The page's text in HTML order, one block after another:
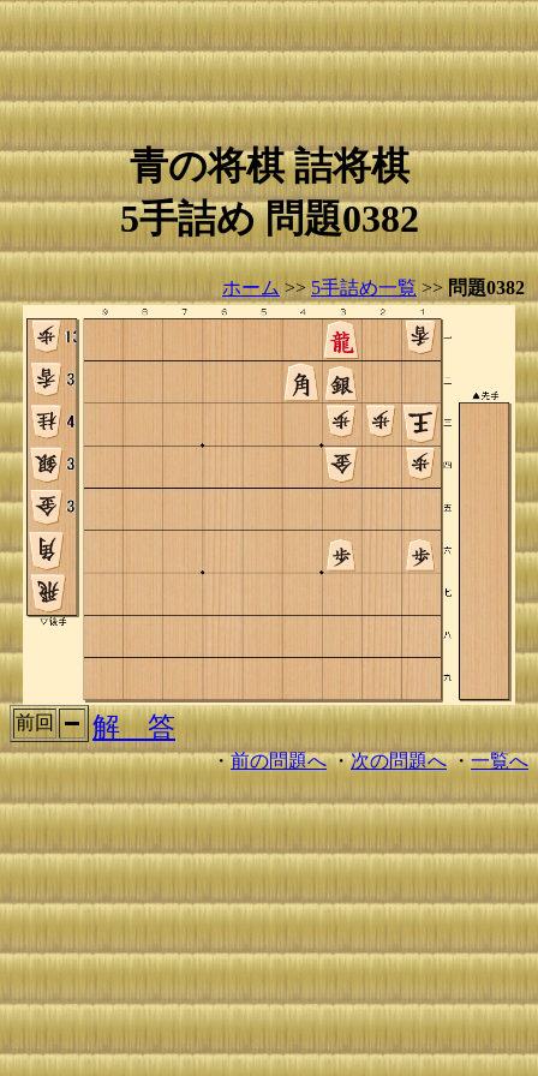
青の将棋 詰将棋
5手詰め 問題0382
ホーム >> 5手詰め一覧 >> 問題0382
前回 解 答
・前の問題へ・次の問題へ・一覧へ